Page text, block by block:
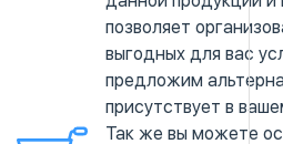
позволяет
выгодных для вас
предложим
присутствует в
Так же вы можете